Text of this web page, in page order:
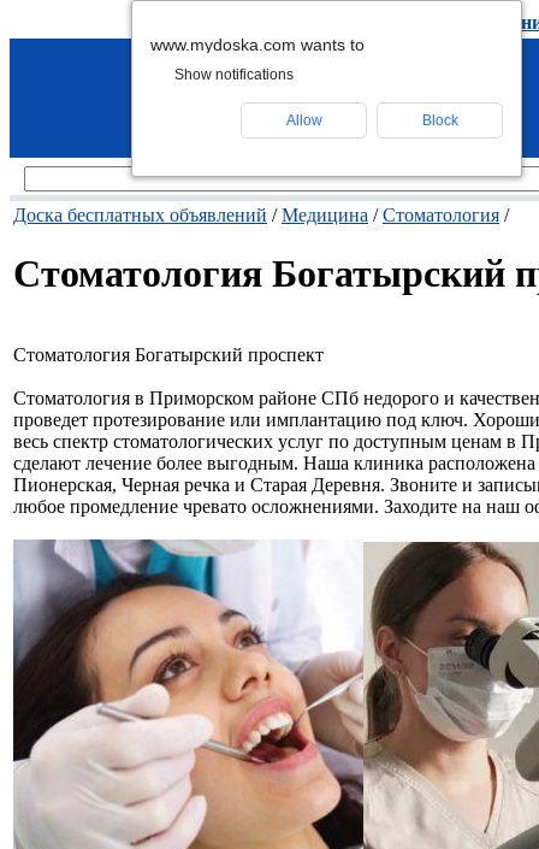
удалить
Доска бесплатных объявлений /Медицина /Стоматология /
Стоматология Богатырский
Стоматология Богатырский проспект
Стоматология в Приморском районе СПб недорого и
проведет протезирование или имплантацию под ключ.
весь спектр стоматологических услуг по доступным ценам
сделают лечение более выгодным. Наша клиника расположена
Пионерская, Черная речка и Старая Деревня. Звоните и
любое промедление чревато осложнениями. Заходите на наш
www.mydoska.com wants to
Show notifications
Allow Block